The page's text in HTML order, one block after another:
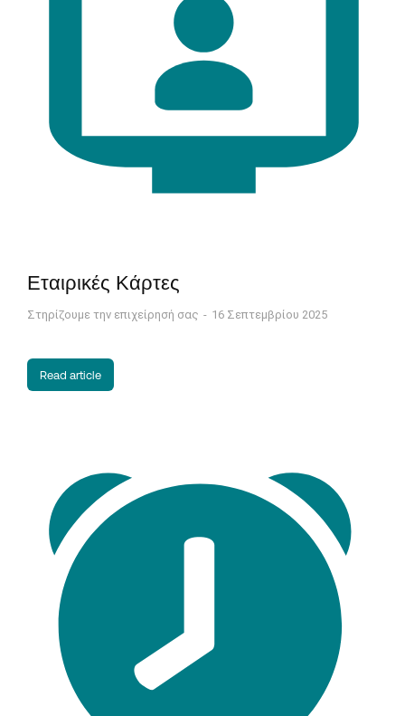
Εταιρικές Κάρτες
Στηρίζουμε την επιχείρησή σας 16 Σεπτεμβρίου 2025
Read article